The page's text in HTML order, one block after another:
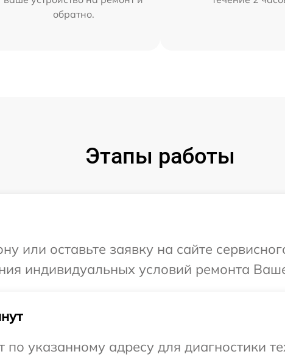
обратно.
Этапы работы
или оставьте заявку на сайте
индивидуальных условий ремонта
указанному адресу для диагностики